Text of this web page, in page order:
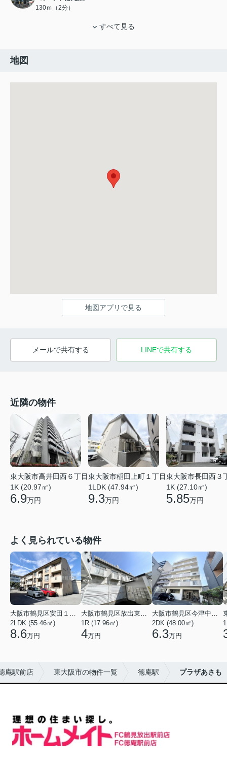
130ｍ（2分）
すべて見る
地図
地図アプリで見る
メールで共有する LINEで共有する
近隣の物件
東大阪市高井田西６丁目
1K (20.97㎡)
6.9万円
東大阪市稲田上町１丁目
1LDK (47.94㎡)
9.3万円
東大阪市長田西３
1K (27.10㎡)
5.85万円
よく見られている物件
大阪市鶴見区安田１丁目
2LDK (55.46㎡)
8.6万円
大阪市鶴見区放出東３丁目
1R (17.96㎡)
4万円
大阪市鶴見区今津中１丁目
2DK (48.00㎡)
6.3万円
庵駅前店 東大阪市の物件一覧 徳庵駅 プラザあさも